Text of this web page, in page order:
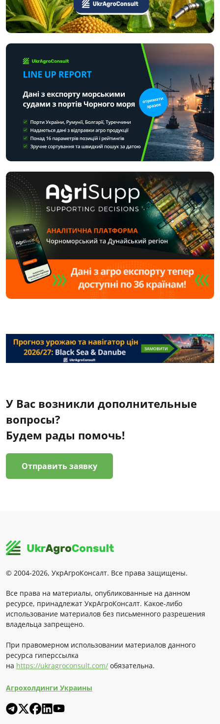
У Вас возникли дополнительные
вопросы?
Будем рады помочь!
Отправить заявку
© 2004-2026, УкрАгроКонсалт. Все права защищены.
Все права на материалы, опубликованные на данном
ресурсе, принадлежат УкрАгроКонсалт. Какое-либо
использование материалов без письменного разрешения
владельца запрещено.
При правомерном использовании материалов данного
ресурса гиперссылка
на https://ukragroconsult.com/ обязательна.
Агрохолдинги Украины